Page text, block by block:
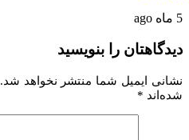
5 ماه ago
دیدگاهتان را بنویسید
نشانی ایمیل شما منتشر نخواهد شد.
شده‌اند *